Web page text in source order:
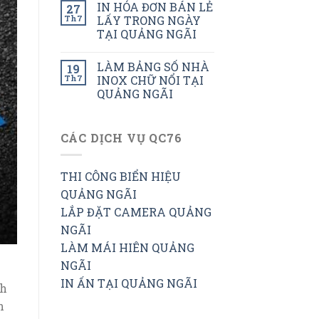
27
Th7
IN HÓA ĐƠN BÁN LẺ
LẤY TRONG NGÀY
TẠI QUẢNG NGÃI
19
Th7
LÀM BẢNG SỐ NHÀ
INOX CHỮ NỔI TẠI
QUẢNG NGÃI
CÁC DỊCH VỤ QC76
THI CÔNG BIỂN HIỆU
QUẢNG NGÃI
LẮP ĐẶT CAMERA QUẢNG
NGÃI
LÀM MÁI HIÊN QUẢNG
NGÃI
IN ẤN TẠI QUẢNG NGÃI